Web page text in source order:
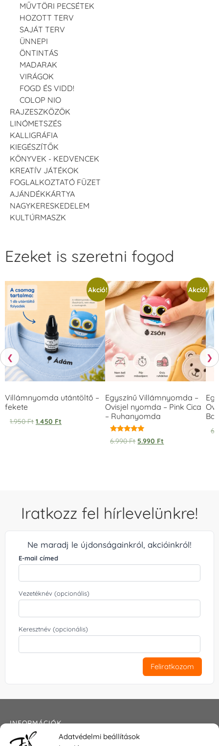
Adatvédelmi beállítások
MŰVTÖRI PECSÉTEK
HOZOTT TERV
SAJÁT TERV
ÜNNEPI
ÖNTINTÁS
MADARAK
VIRÁGOK
FOGD ÉS VIDD!
COLOP NIO
RAJZESZKÖZÖK
LINÓMETSZÉS
KALLIGRÁFIA
KIEGÉSZÍTŐK
KÖNYVEK - KEDVENCEK
KREATÍV JÁTÉKOK
FOGLALKOZTATÓ FÜZET
AJÁNDÉKKÁRTYA
NAGYKERESKEDELEM
KULTÚRMASZK
❮
Ezeket is szeretni fogod
Akció!
Villámnyomda utántöltő –
fekete
1.950Ft 1.450 Ft
Akció!
Egyszínű Villámnyomda –
Ovisjel nyomda – Pink Cica
– Ruhanyomda
Értékelés:
5.00
6.990Ft 5.990 Ft
❯
Iratkozz fel hírlevelünkre!
Ne maradj le újdonságainkról, akcióinkról!
E-mail címed
Vezetéknév (opcionális)
Keresztnév (opcionális)
Feliratkozom
INFORMÁCIÓK
Általános szerződési feltételek